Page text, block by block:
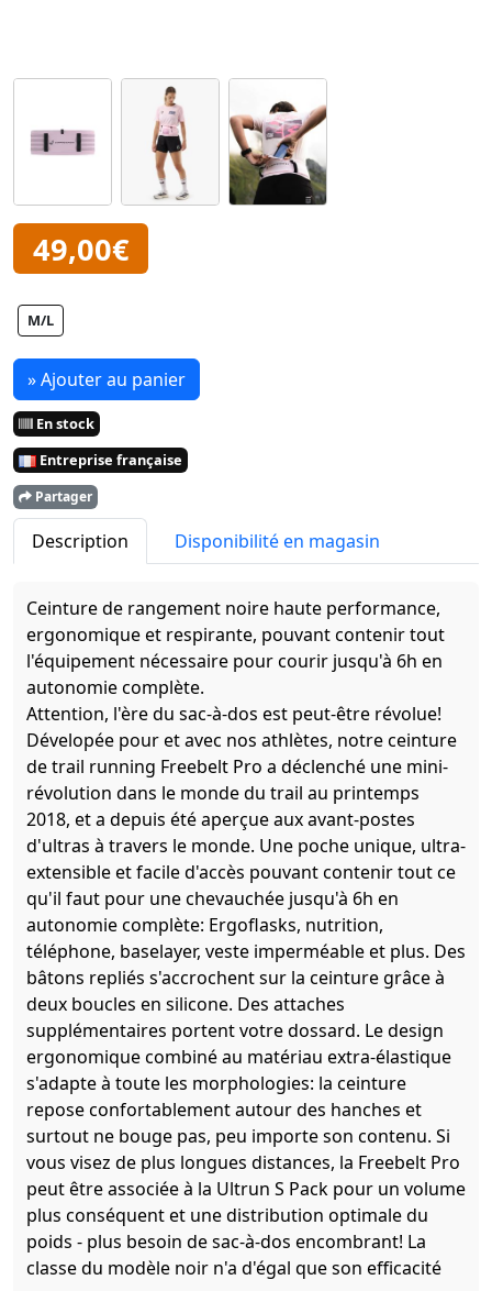
49,00€
M/L
» Ajouter au panier
En stock
Entreprise française
Partager
Description Disponibilité en magasin
Ceinture de rangement noire haute performance,
ergonomique et respirante, pouvant contenir tout
l'équipement nécessaire pour courir jusqu'à 6h en
autonomie complète.
Attention, l'ère du sac-à-dos est peut-être révolue!
Dévelopée pour et avec nos athlètes, notre ceinture
de trail running Freebelt Pro a déclenché une mini-
révolution dans le monde du trail au printemps
2018, et a depuis été aperçue aux avant-postes
d'ultras à travers le monde. Une poche unique, ultra-
extensible et facile d'accès pouvant contenir tout ce
qu'il faut pour une chevauchée jusqu'à 6h en
autonomie complète: Ergoflasks, nutrition,
téléphone, baselayer, veste imperméable et plus. Des
bâtons repliés s'accrochent sur la ceinture grâce à
deux boucles en silicone. Des attaches
supplémentaires portent votre dossard. Le design
ergonomique combiné au matériau extra-élastique
s'adapte à toute les morphologies: la ceinture
repose confortablement autour des hanches et
surtout ne bouge pas, peu importe son contenu. Si
vous visez de plus longues distances, la Freebelt Pro
peut être associée à la Ultrun S Pack pour un volume
plus conséquent et une distribution optimale du
poids - plus besoin de sac-à-dos encombrant! La
classe du modèle noir n'a d'égal que son efficacité